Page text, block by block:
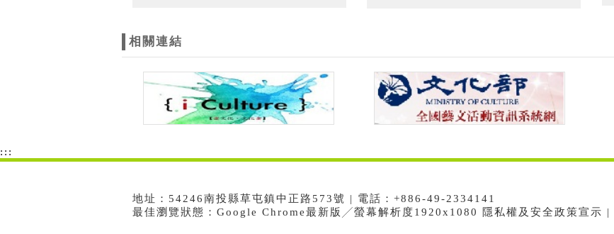
相關連結
:::
地址：54246南投縣草屯鎮中正路573號 | 電話：+886-49-2334141
最佳瀏覽狀態：Google Chrome最新版╱螢幕解析度1920x1080 隱私權及安全政策宣示 |